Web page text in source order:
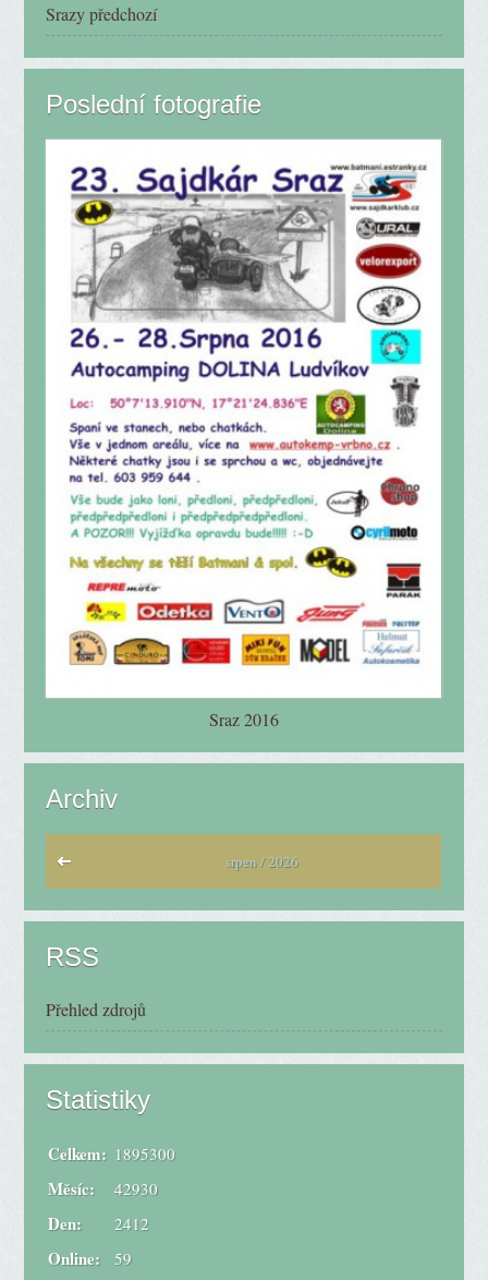
Srazy předchozí
Poslední fotografie
Sraz 2016
Archiv
srpen / 2026
RSS
Přehled zdrojů
Statistiky
Online: 59
Celkem: 1895300
Měsíc: 42930
Den: 2412